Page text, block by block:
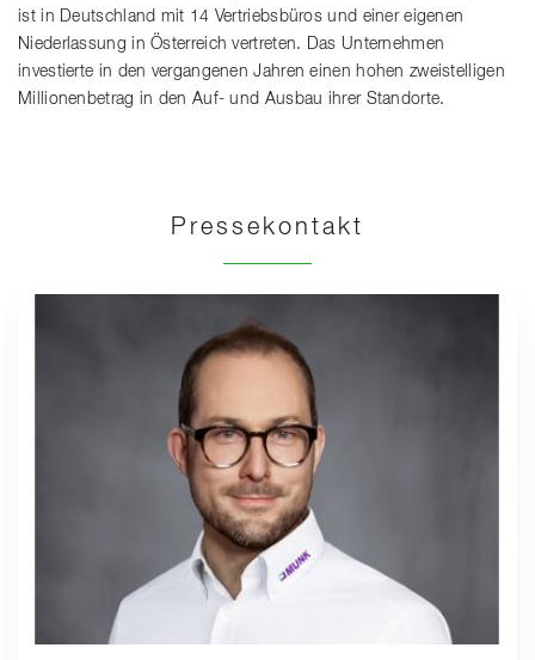
ist in Deutschland mit 14 Vertriebsbüros und einer eigenen
Niederlassung in Österreich vertreten. Das Unternehmen
investierte in den vergangenen Jahren einen hohen zweistelligen
Millionenbetrag in den Auf- und Ausbau ihrer Standorte.
Pressekontakt